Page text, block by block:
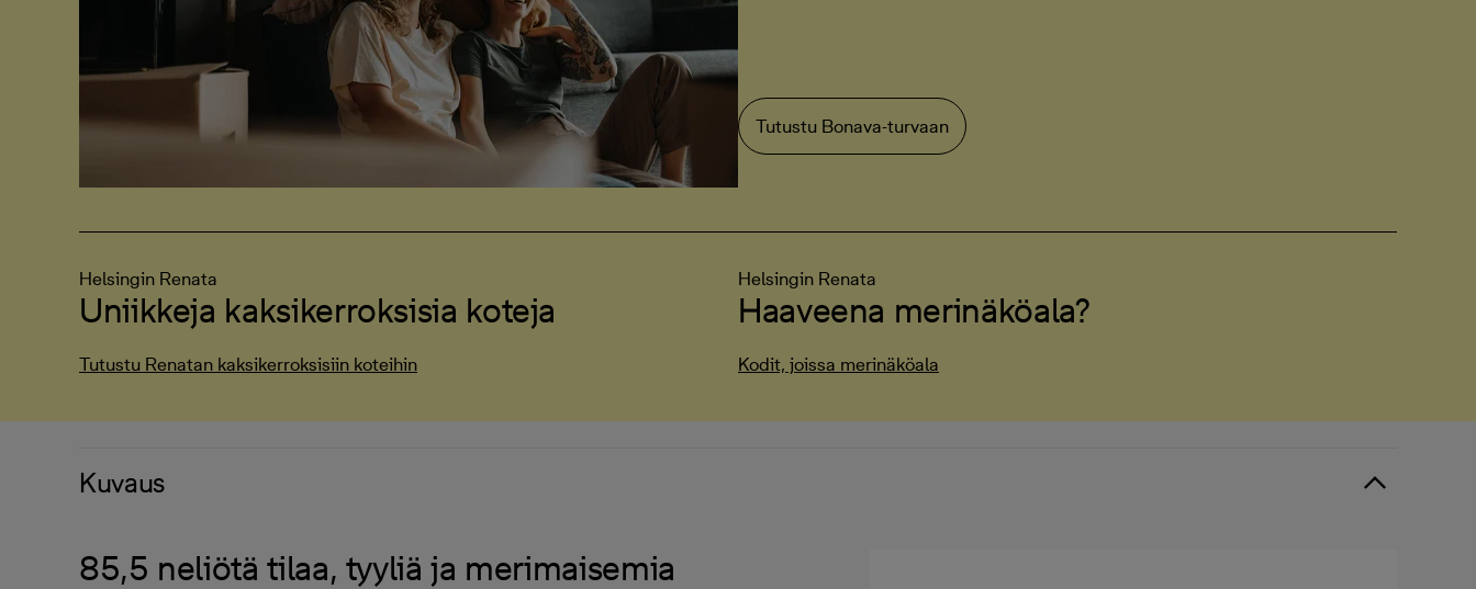
Tutustu Bonava-turvaan
Helsingin Renata
Uniikkeja kaksikerroksisia koteja
Tutustu Renatan kaksikerroksisiin koteihin
Helsingin Renata
Haaveena merinäköala?
Kodit, joissa merinäköala
Kuvaus
85,5 neliötä tilaa, tyyliä ja merimaisemia